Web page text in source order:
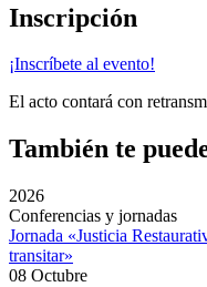
Inscripción
¡Inscríbete al evento!
El acto contará con
También te
2026
Conferencias y jornadas
Jornada «Justicia
transitar»
08 Octubre